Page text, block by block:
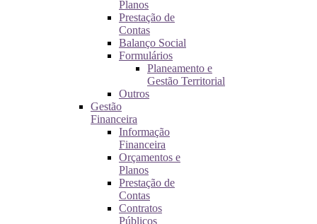
Planos
Prestação de
Contas
Balanço Social
Formulários
Planeamento e
Gestão Territorial
Outros
Gestão
Financeira
Informação
Financeira
Orçamentos e
Planos
Prestação de
Contas
Contratos
Públicos